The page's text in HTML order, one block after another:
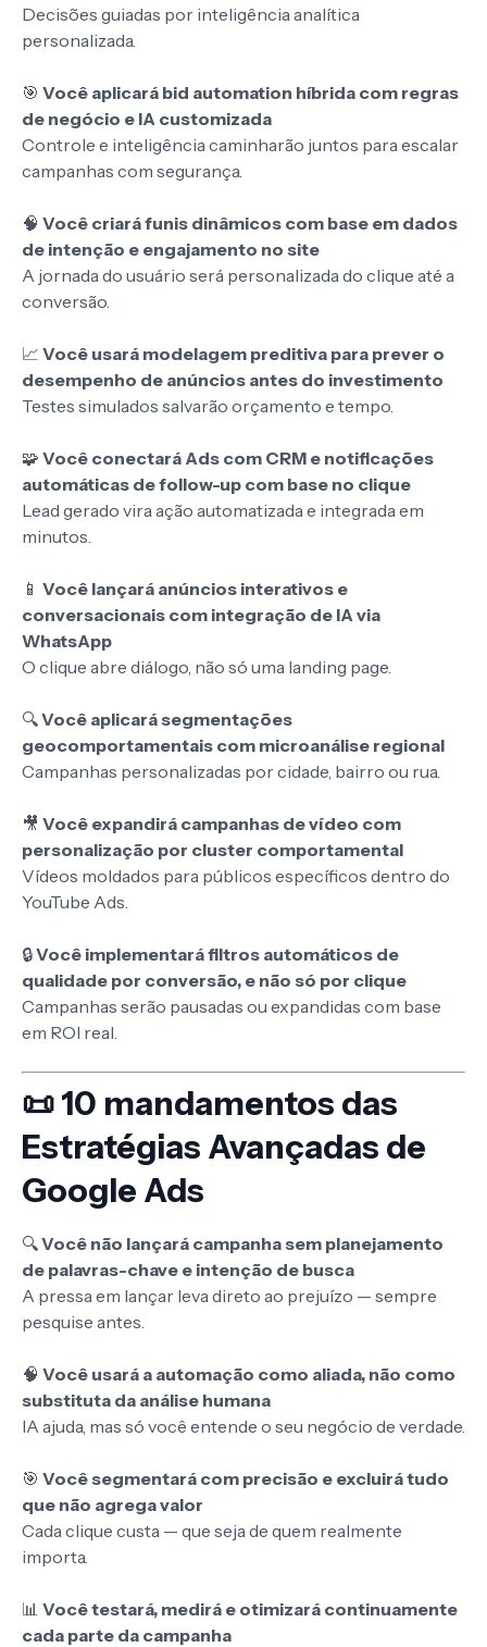
Decisões guiadas por inteligência analítica
personalizada.
🎯 Você aplicará bid automation híbrida com regras
de negócio e IA customizada
Controle e inteligência caminharão juntos para escalar
campanhas com segurança.
🧠 Você criará funis dinâmicos com base em dados
de intenção e engajamento no site
A jornada do usuário será personalizada do clique até a
conversão.
📈 Você usará modelagem preditiva para prever o
desempenho de anúncios antes do investimento
Testes simulados salvarão orçamento e tempo.
🧩 Você conectará Ads com CRM e notificações
automáticas de follow-up com base no clique
Lead gerado vira ação automatizada e integrada em
minutos.
📱 Você lançará anúncios interativos e
conversacionais com integração de IA via
WhatsApp
O clique abre diálogo, não só uma landing page.
🔍Você aplicará segmentações
geocomportamentais com microanálise regional
Campanhas personalizadas por cidade, bairro ou rua.
🎥 Você expandirá campanhas de vídeo com
personalização por cluster comportamental
Vídeos moldados para públicos específicos dentro do
YouTube Ads.
🔒Você implementará filtros automáticos de
qualidade por conversão, e não só por clique
Campanhas serão pausadas ou expandidas com base
em ROI real.
📜 10 mandamentos das
Estratégias Avançadas de
Google Ads
🔍Você não lançará campanha sem planejamento
de palavras-chave e intenção de busca
A pressa em lançar leva direto ao prejuízo — sempre
pesquise antes.
🧠 Você usará a automação como aliada, não como
substituta da análise humana
IA ajuda, mas só você entende o seu negócio de verdade.
🎯 Você segmentará com precisão e excluirá tudo
que não agrega valor
Cada clique custa — que seja de quem realmente
importa.
📊 Você testará, medirá e otimizará continuamente
cada parte da campanha